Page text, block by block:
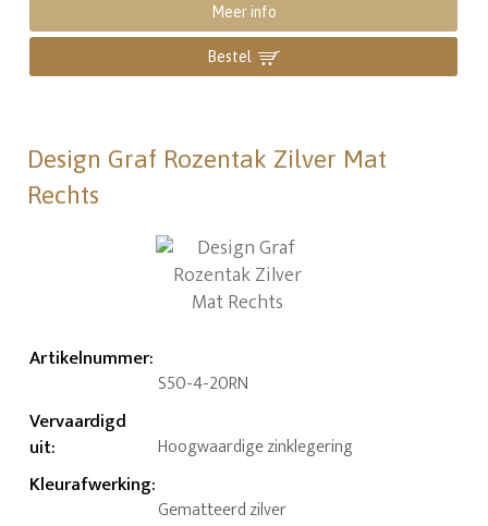
Meer info
Bestel
Design Graf Rozentak Zilver Mat
Rechts
Artikelnummer:
S50-4-20RN
Vervaardigd
uit: Hoogwaardige zinklegering
Kleurafwerking:
Gematteerd zilver